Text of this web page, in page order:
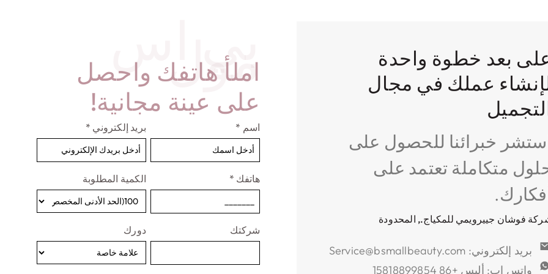
عالية للحفاظ على شكل
الفرشاة.
مكان جيد التهوية لمنع رائحة الغراء.
بعد خطوة واحدة
عملك في مجال
خبرائنا للحصول على
متكاملة تعتمد على
فوشان جييرويمي للمكياج., المحدودة
بريد إلكتروني: Service@bsmallbeauty.com
واتس اب: أليس +86 15818899854
بي اس
مول
املأ هاتفك واحصل
على عينة مجانية!
اسم * بريد إلكتروني *
هاتفك * الكمية المطلوبة
شركتك دورك